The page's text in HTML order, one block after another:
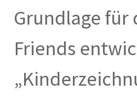
Grundlage für
Friends